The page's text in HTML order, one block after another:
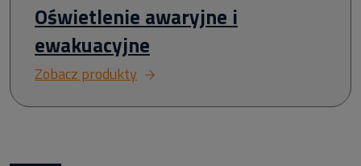
Oświetlenie awaryjne i
ewakuacyjne
Zobacz produkty